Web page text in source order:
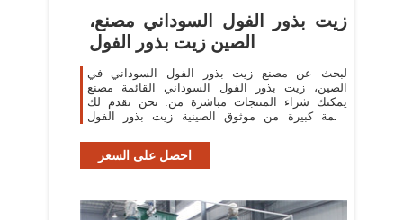
زيت بذور الفول السوداني مصنع،
الصين زيت بذور الفول
لبحث عن مصنع زيت بذور الفول السوداني في
الصين، زيت بذور الفول السوداني القائمة مصنع
يمكنك شراء المنتجات مباشرة من. نحن نقدم لك
قائمة كبيرة من موثوق الصينية زيت بذور الفول
احصل على السعر